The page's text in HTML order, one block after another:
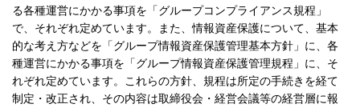
る各種運営にかかる事項を「グループコンプライアンス規程」
で、それぞれ定めています。また、情報資産保護について、基本
的な考え方などを「グループ情報資産保護管理基本方針」に、各
種運営にかかる事項を「グループ情報資産保護管理規程」に、そ
れぞれ定めています。これらの方針、規程は所定の手続きを経て
制定・改正され、その内容は取締役会・経営会議等の経営層に報